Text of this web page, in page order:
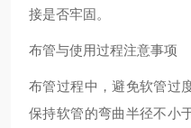
接是否牢固。
布管与使用过程注意事项
布管过程中，避免软管过
保持软管的弯曲半径不小